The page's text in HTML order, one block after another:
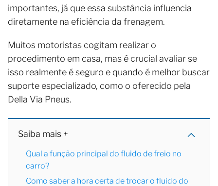
importantes, já que essa substância influencia
diretamente na eficiência da frenagem.
Muitos motoristas cogitam realizar o
procedimento em casa, mas é crucial avaliar se
isso realmente é seguro e quando é melhor buscar
suporte especializado, como o oferecido pela
Della Via Pneus.
Saiba mais +
Qual a função principal do fluido de freio no
carro?
Como saber a hora certa de trocar o fluido do